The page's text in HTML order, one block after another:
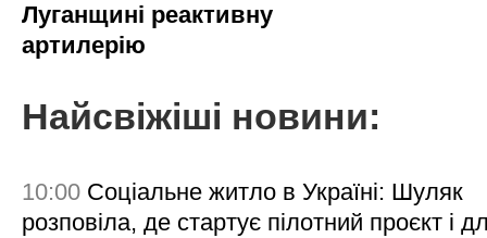
Луганщині реактивну
артилерію
Найсвіжіші новини:
10:00 Соціальне житло в Україні: Шуляк
розповіла, де стартує пілотний проєкт і